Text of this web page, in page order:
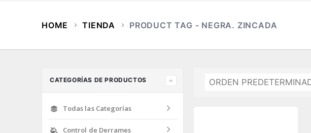
HOME TIENDA PRODUCT TAG - NEGRA. ZINCADA
CATEGORÍAS DE PRODUCTOS
Todas las Categorías
Control de Derrames